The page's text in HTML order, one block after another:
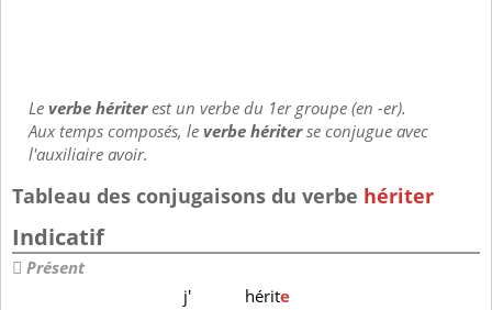
Leverbe hériterest un verbe du 1er groupe (en -er).
Aux temps composés, leverbe hériterse conjugue avec
l'auxiliaire avoir.
Tableau des conjugaisons du verbe hériter
Indicatif
Présent
j'
hérite